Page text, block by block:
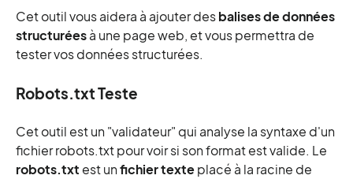
Cet outil vous aidera à ajouter desbalises de données
structuréesà une page web, et vous permettra de
tester vos données structurées.
Robots.txt Teste
Cet outil est un "validateur" qui analyse la syntaxe d'un
fichier robots.txt pour voir si son format est valide. Le
robots.txt est unfichier texteplacé à la racine de